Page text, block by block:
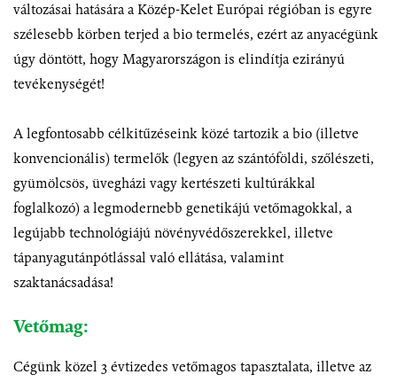
változásai hatására a Közép-Kelet Európai régióban is egyre
szélesebb körben terjed a bio termelés, ezért az anyacégünk
úgy döntött, hogy Magyarországon is elindítja ezirányú
tevékenységét!
A legfontosabb célkitűzéseink közé tartozik a bio (illetve
konvencionális) termelők (legyen az szántóföldi, szőlészeti,
gyümölcsös, üvegházi vagy kertészeti kultúrákkal
foglalkozó) a legmodernebb genetikájú vetőmagokkal, a
legújabb technológiájú növényvédőszerekkel, illetve
tápanyagutánpótlással való ellátása, valamint
szaktanácsadása!
Vetőmag:
Cégünk közel 3 évtizedes vetőmagos tapasztalata, illetve az